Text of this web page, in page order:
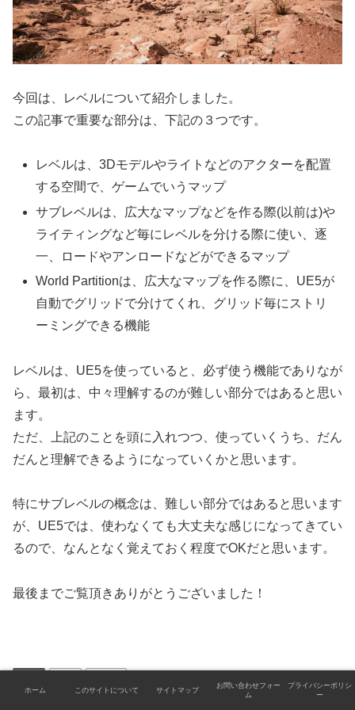
今回は、レベルについて紹介しました。
この記事で重要な部分は、下記の３つです。
レベルは、3Dモデルやライトなどのアクターを配置
する空間で、ゲームでいうマップ
サブレベルは、広大なマップなどを作る際(以前は)や
ライティングなど毎にレベルを分ける際に使い、逐
一、ロードやアンロードなどができるマップ
World Partitionは、広大なマップを作る際に、UE5が
自動でグリッドで分けてくれ、グリッド毎にストリ
ーミングできる機能
レベルは、UE5を使っていると、必ず使う機能でありなが
ら、最初は、中々理解するのが難しい部分ではあると思い
ます。
ただ、上記のことを頭に入れつつ、使っていくうち、だん
だんと理解できるようになっていくかと思います。
特にサブレベルの概念は、難しい部分ではあると思います
が、UE5では、使わなくても大丈夫な感じになってきてい
るので、なんとなく覚えておく程度でOKだと思います。
最後までご覧頂きありがとうございました！
ホーム このサイトについて サイトマップ
お問い合わせフォー
ム
プライバシーポリシ
ー